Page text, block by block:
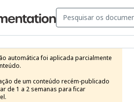
automática foi aplicada parcialmente
de um conteúdo recém-publicado
de 1 a 2 semanas para ficar